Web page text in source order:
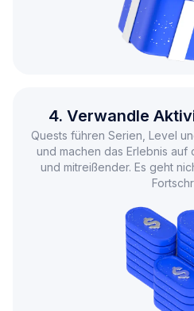
4. Verwandle
Quests führen Serien, Level
und machen das Erlebnis auf
und mitreißender. Es geht